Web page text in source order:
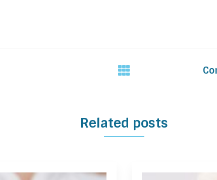
Related posts